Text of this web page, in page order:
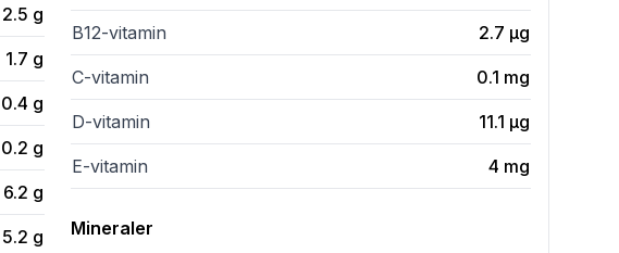
2.5 g
1.7 g
0.4 g
0.2 g
6.2 g
5.2 g
B12-vitamin 2.7 µg
C-vitamin 0.1 mg
D-vitamin 11.1 µg
E-vitamin 4 mg
Mineraler